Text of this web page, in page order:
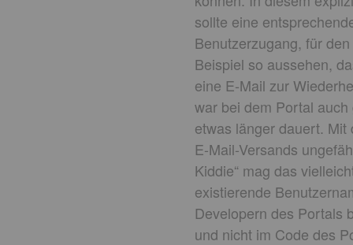
sollte eine
Benutzerzugang, für
Beispiel so aussehen,
eine E-Mail zur
war bei dem Portal
etwas länger dauert.
E-Mail-Versands
Kiddie“ mag das
existierende
Developern des Portals
und nicht im Code des